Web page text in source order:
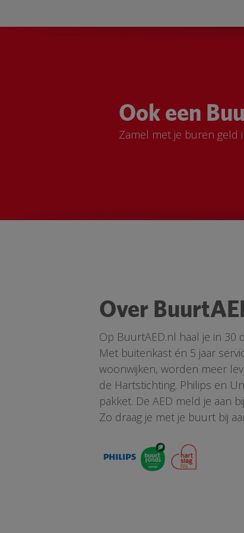
Ook een
Zamel met je buren geld
Over
Op BuurtAED.nl haal je in 30
Met buitenkast én 5 jaar
woonwijken, worden meer
de Hartstichting. Philips en
pakket. De AED meld je aan
Zo draag je met je buurt bij